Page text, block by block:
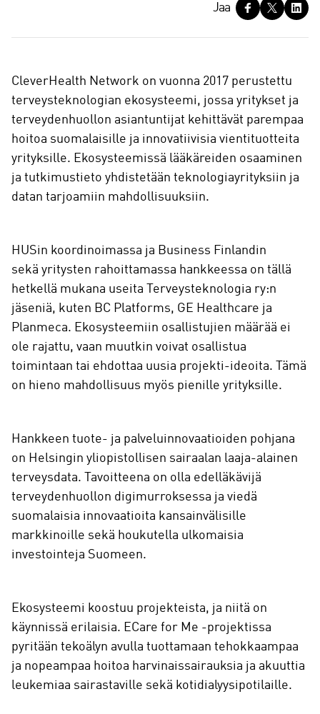
a
Jaa
CleverHealth Network on vuonna 2017 perustettu
terveysteknologian ekosysteemi, jossa yritykset ja
terveydenhuollon asiantuntijat kehittävät parempaa
hoitoa suomalaisille ja innovatiivisia vientituotteita
yrityksille. Ekosysteemissä lääkäreiden osaaminen
ja tutkimustieto yhdistetään teknologiayrityksiin ja
datan tarjoamiin mahdollisuuksiin.
HUSin koordinoimassa ja Business Finlandin
sekä yritysten rahoittamassa hankkeessa on tällä
hetkellä mukana useita Terveysteknologia ry:n
jäseniä, kuten BC Platforms, GE Healthcare ja
Planmeca. Ekosysteemiin osallistujien määrää ei
ole rajattu, vaan muutkin voivat osallistua
toimintaan tai ehdottaa uusia projekti-ideoita. Tämä
on hieno mahdollisuus myös pienille yrityksille.
Hankkeen tuote- ja palveluinnovaatioiden pohjana
on Helsingin yliopistollisen sairaalan laaja-alainen
terveysdata. Tavoitteena on olla edelläkävijä
terveydenhuollon digimurroksessa ja viedä
suomalaisia innovaatioita kansainvälisille
markkinoille sekä houkutella ulkomaisia
investointeja Suomeen.
Ekosysteemi koostuu projekteista, ja niitä on
käynnissä erilaisia. ECare for Me -projektissa
pyritään tekoälyn avulla tuottamaan tehokkaampaa
ja nopeampaa hoitoa harvinaissairauksia ja akuuttia
leukemiaa sairastaville sekä kotidialyysipotilaille.